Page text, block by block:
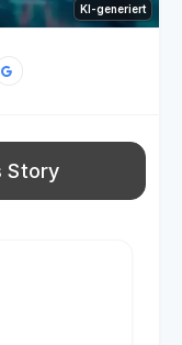
KI-generiert
Story